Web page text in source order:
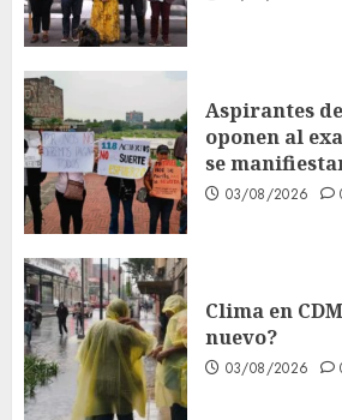
Aspirantes
oponen al
se
03/08/2026
Clima en
nuevo?
03/08/2026